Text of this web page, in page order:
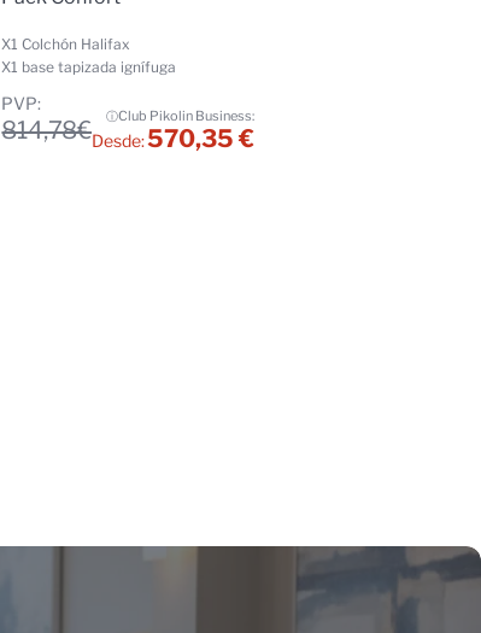
X1 Colchón Halifax
X1 base tapizada ignífuga
PVP:
814,78€ ⓘClub Pikolin Business:
Desde:570,35 €